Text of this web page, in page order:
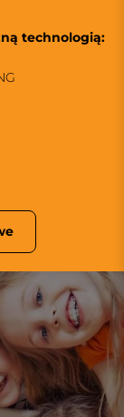
technologią: